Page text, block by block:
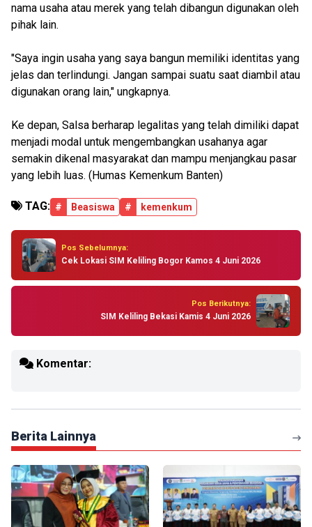
nama usaha atau merek yang telah dibangun digunakan oleh
pihak lain.
"Saya ingin usaha yang saya bangun memiliki identitas yang
jelas dan terlindungi. Jangan sampai suatu saat diambil atau
digunakan orang lain," ungkapnya.
Ke depan, Salsa berharap legalitas yang telah dimiliki dapat
menjadi modal untuk mengembangkan usahanya agar
semakin dikenal masyarakat dan mampu menjangkau pasar
yang lebih luas. (Humas Kemenkum Banten)
TAG: # Beasiswa # kemenkum
Pos Sebelumnya:
Cek Lokasi SIM Keliling Bogor Kamos 4 Juni 2026
Pos Berikutnya:
SIM Keliling Bekasi Kamis 4 Juni 2026
Komentar:
Berita Lainnya